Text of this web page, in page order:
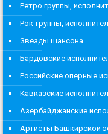
Ретро группы,
Рок-группы,
Звезды шансона
Бардовские
Российские оперные
Кавказские
Азербайджанские
Артисты Башкирской